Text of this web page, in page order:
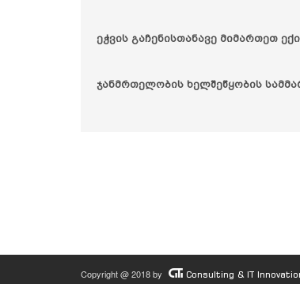
ეჭვის გაჩენისთანავე მიმართეთ
ჯანმრთელობის ხელშეწყობის
Copyright @ 2018 by Consulting & IT